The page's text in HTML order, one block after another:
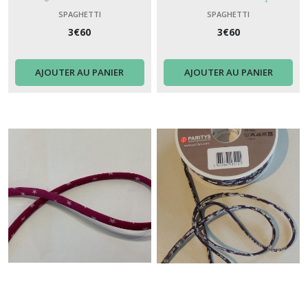
SPAGHETTI
3€60
AJOUTER AU PANIER
à étoiles vert clair
SPAGHETTI
3€60
AJOUTER AU PANIER